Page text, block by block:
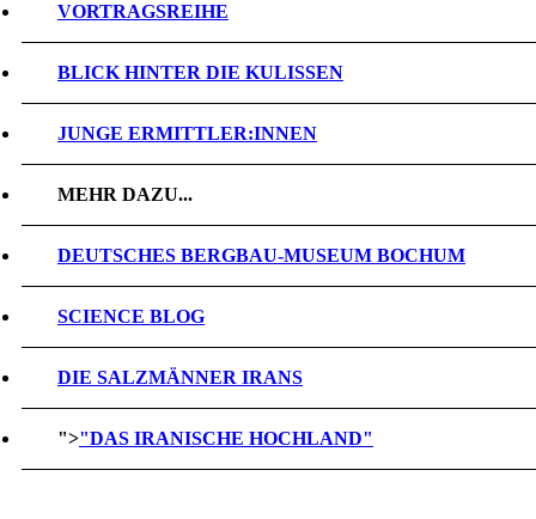
VORTRAGSREIHE
BLICK HINTER DIE KULISSEN
JUNGE ERMITTLER:INNEN
MEHR DAZU...
DEUTSCHES BERGBAU-MUSEUM BOCHUM
SCIENCE BLOG
DIE SALZMÄNNER IRANS
">"DAS IRANISCHE HOCHLAND"